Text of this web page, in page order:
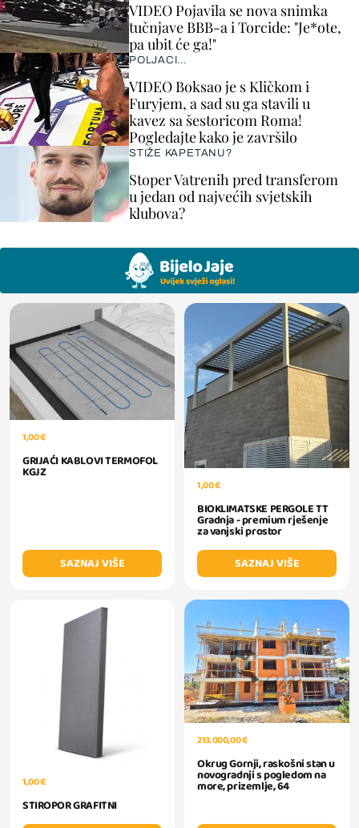
VIDEO Pojavila se nova snimka
tučnjave BBB-a i Torcide: "Je*ote,
pa ubit će ga!"
POLJACI...
VIDEO Boksao je s Kličkom i
Furyjem, a sad su ga stavili u
kavez sa šestoricom Roma!
Pogledajte kako je završilo
STIŽE KAPETANU?
Stoper Vatrenih pred transferom
u jedan od najvećih svjetskih
klubova?
1,00 €
GRIJAĆI KABLOVI TERMOFOL
KGJZ
SAZNAJ VIŠE
1,00 €
BIOKLIMATSKE PERGOLE TT
Gradnja - premium rješenje
za vanjski prostor
SAZNAJ VIŠE
1,00 €
STIROPOR GRAFITNI
213.000,00 €
Okrug Gornji, raskošni stan u
novogradnji s pogledom na
more, prizemlje, 64